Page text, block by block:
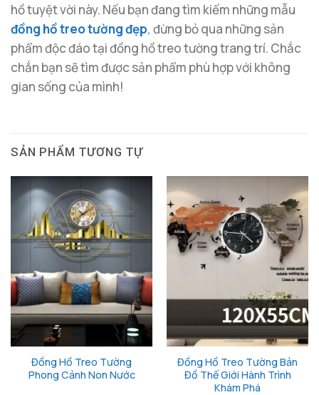
hồ tuyệt vời này. Nếu bạn đang tìm kiếm những mẫu
đồng hồ treo tường đẹp, đừng bỏ qua những sản
phẩm độc đáo tại đồng hồ treo tường trang trí. Chắc
chắn bạn sẽ tìm được sản phẩm phù hợp với không
gian sống của mình!
SẢN PHẨM TƯƠNG TỰ
Đồng Hồ Treo Tường
Phong Cảnh Non Nước
Đồng Hồ Treo Tường Bản
Đồ Thế Giới Hành Trình
Khám Phá